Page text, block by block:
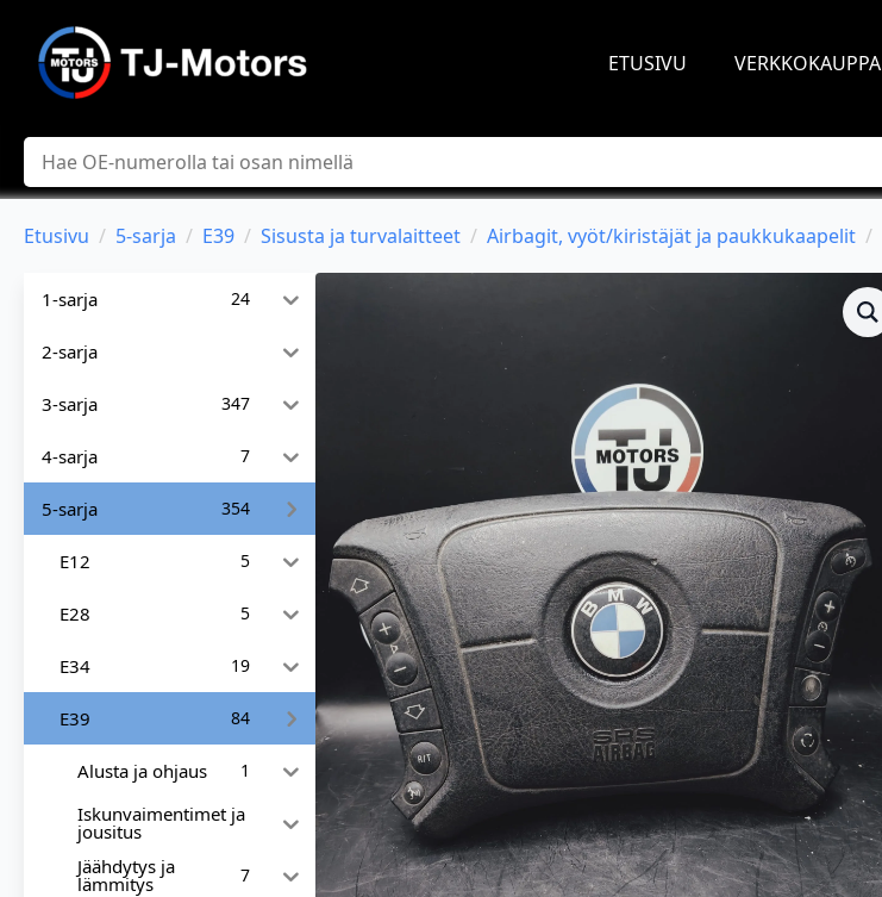
ETUSIVU VERKKOKAUPPA
Hae
Etusivu 5-sarja E39 Sisusta ja turvalaitteet Airbagit, vyöt/kiristäjät ja paukkukaapelit
1-sarja 24
2-sarja
3-sarja 347
4-sarja 7
5-sarja 354
E12 5
E28 5
E34 19
E39 84
Alusta ja ohjaus 1
Iskunvaimentimet ja
jousitus
Jäähdytys ja
lämmitys 7